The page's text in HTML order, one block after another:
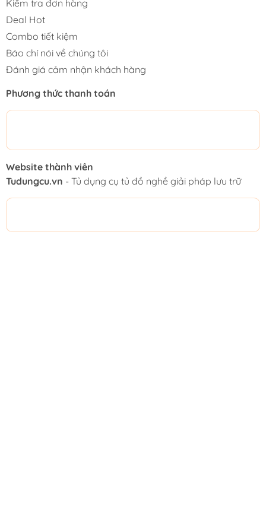
Kiểm tra đơn hàng
Deal Hot
Combo tiết kiệm
Báo chí nói về chúng tôi
Đánh giá cảm nhận khách hàng
Phương thức thanh toán
Website thành viên
Tudungcu.vn - Tủ dụng cụ tủ đồ nghề giải pháp lưu trữ